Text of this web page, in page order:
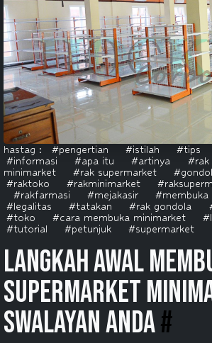
hastag : #pengertian #istilah #tips
#informasi
#apa itu #artinya #rak
minimarket
#rak supermarket
#raktoko
#rakminimarket
#rakfarmasi
#mejakasir #membuka
#legalitas
#tatakan #rak gondola
#toko
#cara membuka minimarket
#tutorial
#petunjuk #supermarket
langkah awal
supermarket
swalayan anda#